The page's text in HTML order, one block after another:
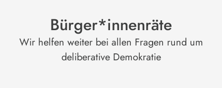
Bürger*innenräte
Wir helfen weiter bei allen Fragen rund um
deliberative Demokratie